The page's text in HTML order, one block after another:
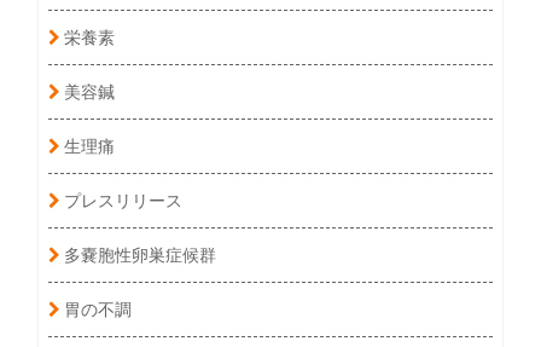
栄養素
美容鍼
生理痛
プレスリリース
多嚢胞性卵巣症候群
胃の不調